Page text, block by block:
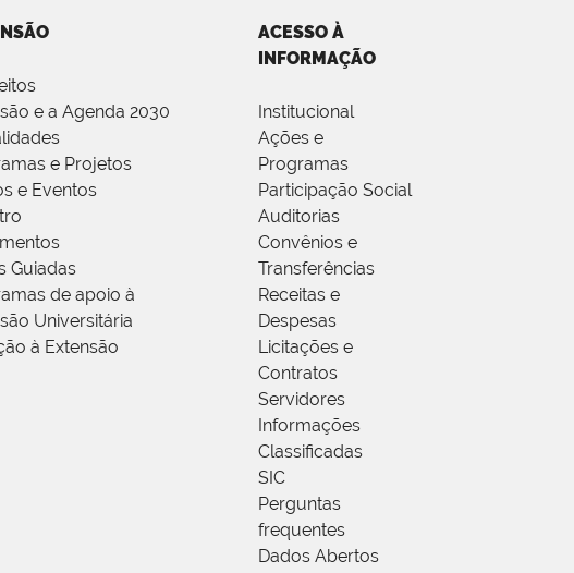
e a Agenda 2030
e Projetos
e Eventos
Guiadas
de apoio à
Universitária
à Extensão
ACESSO À
INFORMAÇÃO
Institucional
Ações e
Programas
Participação Social
Auditorias
Convênios e
Transferências
Receitas e
Despesas
Licitações e
Contratos
Servidores
Informações
Classificadas
SIC
Perguntas
frequentes
Dados Abertos